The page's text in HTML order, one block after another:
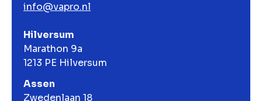
info@vapro.nl
Hilversum
Marathon 9a
1213 PE Hilversum
Assen
Zwedenlaan 18